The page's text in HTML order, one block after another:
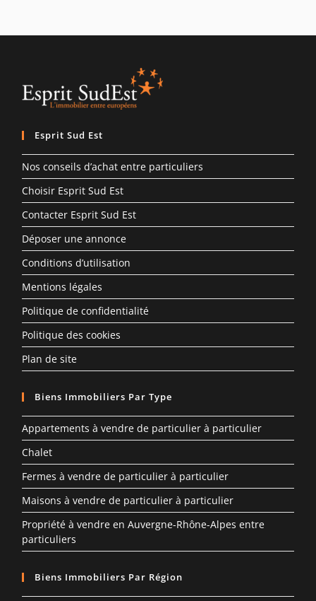
Esprit Sud Est
Nos conseils d’achat entre particuliers
Choisir Esprit Sud Est
Contacter Esprit Sud Est
Déposer une annonce
Conditions d’utilisation
Mentions légales
Politique de confidentialité
Politique des cookies
Plan de site
Biens Immobiliers Par Type
Appartements à vendre de particulier à particulier
Chalet
Fermes à vendre de particulier à particulier
Maisons à vendre de particulier à particulier
Propriété à vendre en Auvergne-Rhône-Alpes entre
particuliers
Biens Immobiliers Par Région